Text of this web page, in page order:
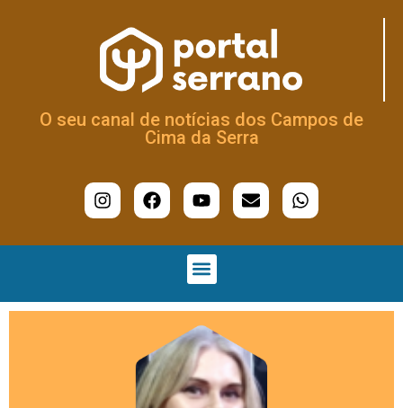
O seu canal de notícias dos Campos de
Cima da Serra